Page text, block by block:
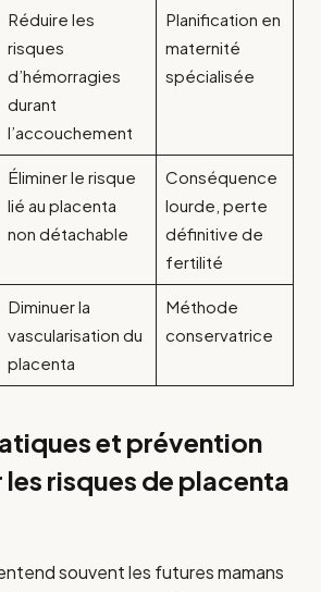
Réduire les
risques
d’hémorragies
durant
l’accouchement
Planification en
maternité
spécialisée
Éliminer le risque
lié au placenta
non détachable
Conséquence
lourde, perte
définitive de
fertilité
Diminuer la
vascularisation du
placenta
Méthode
conservatrice
et prévention
risques de placenta
souvent les futures mamans